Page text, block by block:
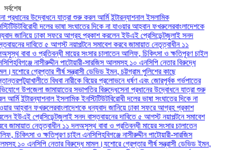
সর্বশেষ
উদ্বোধনে যাত্রা শুরু করল আর্মি ইন্টারন্যাশনাল ইসলামিক
বিরোধী দলের ভাষা সংঘাতের দিকে না যাওয়ার আহ্বান ফখরুলেরবাংলাদেশকে
জানিয়ে ঢাকা সফরে আগ্রহ প্রকাশ করলেন ইউএই প্রেসিডেন্টজুলাই সনদ
দাবিতে ৫ আগস্ট নয়াপল্টনে সমাবেশ করবে জামায়াত নেতৃত্বাধীন ১১
বাবা ও প্রতিবন্ধী মায়ের সংসার চালাতেন আলিফ, চিকিৎসা ও ক্ষতিপূরণ চাইল
হবিগঞ্জে নাসীরুদ্দীন পাটোয়ারী-সারজিস আলমসহ ১০ এনসিপি নেতার বিরুদ্ধে
যশোরে গ্রেপ্তার শীর্ষ সন্ত্রাসী ডেভিড ইমন, চট্টগ্রাম পুলিশের কাছে
পটুয়াখালীতে বিধবা নারীকে বিয়ের প্রলোভনে ধর্ষণ এবং জোরপূর্বক গর্ভপাতের
উপজেলা জামায়াতের সভাপতির বিরুদ্ধেসেনা প্রধানের উদ্বোধনে যাত্রা শুরু
ইন্টারন্যাশনাল ইসলামিক ইনস্টিটিউটবিরোধী দলের ভাষা সংঘাতের দিকে না
আহ্বান ফখরুলেরবাংলাদেশকে ধন্যবাদ জানিয়ে ঢাকা সফরে আগ্রহ প্রকাশ
ইউএই প্রেসিডেন্টজুলাই সনদ বাস্তবায়নের দাবিতে ৫ আগস্ট নয়াপল্টনে সমাবেশ
নেতৃত্বাধীন ১১ দলঅসুস্থ বাবা ও প্রতিবন্ধী মায়ের সংসার চালাতেন
চিকিৎসা ও ক্ষতিপূরণ চাইল এনসিপিহবিগঞ্জে নাসীরুদ্দীন পাটোয়ারী-সারজিস
১০ এনসিপি নেতার বিরুদ্ধে মামল।যশোরে গ্রেপ্তার শীর্ষ সন্ত্রাসী ডেভিড ইমন,